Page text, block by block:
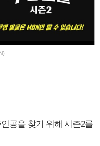
공을 찾기 위해 시즌2를